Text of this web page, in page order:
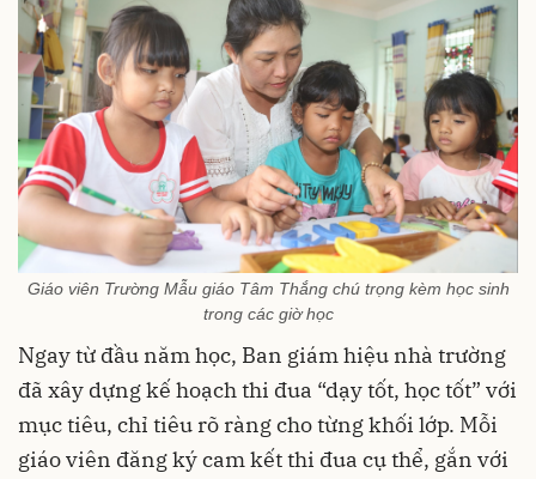
Giáo viên Trường Mẫu giáo Tâm Thắng chú trọng kèm học sinh
trong các giờ học
Ngay từ đầu năm học, Ban giám hiệu nhà trường
đã xây dựng kế hoạch thi đua “dạy tốt, học tốt” với
mục tiêu, chỉ tiêu rõ ràng cho từng khối lớp. Mỗi
giáo viên đăng ký cam kết thi đua cụ thể, gắn với